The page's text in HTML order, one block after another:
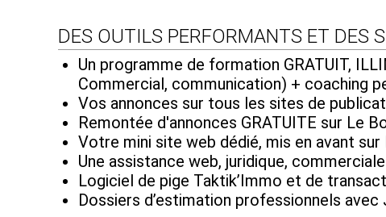
DES OUTILS PERFORMANTS ET DES
Un programme de formation GRATUIT,
Commercial, communication) + coaching
Vos annonces sur tous les sites de
Remontée d'annonces GRATUITE sur Le
Votre mini site web dédié, mis en avant
Une assistance web, juridique,
Logiciel de pige Taktik’Immo et de
Dossiers d’estimation professionnels